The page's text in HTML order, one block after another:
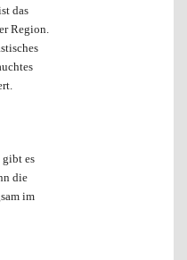
das
Region.
es
die
im